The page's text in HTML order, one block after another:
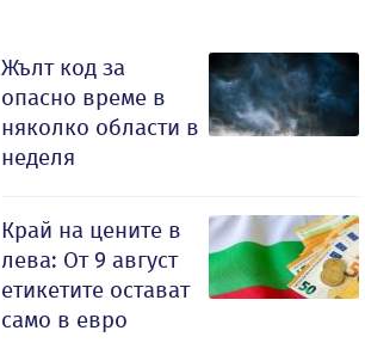
Жълт код за
опасно време в
няколко области в
неделя
Край на цените в
лева: От 9 август
етикетите остават
само в евро